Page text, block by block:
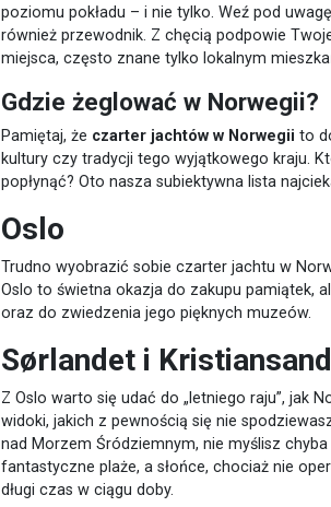
poziomu pokładu – i nie tylko. Weź pod
również przewodnik. Z chęcią podpowie
miejsca, często znane tylko lokalnym
Gdzie żeglować w Norwegii?
Pamiętaj, że czarter jachtów w Norwegii to
kultury czy tradycji tego wyjątkowego kraju.
popłynąć? Oto nasza subiektywna lista
Oslo
Trudno wyobrazić sobie czarter jachtu w
Oslo to świetna okazja do zakupu pamiątek,
oraz do zwiedzenia jego pięknych muzeów.
Sørlandet i Kristiansand
Z Oslo warto się udać do „letniego raju”, jak
widoki, jakich z pewnością się nie
nad Morzem Śródziemnym, nie myślisz
fantastyczne plaże, a słońce, chociaż nie
długi czas w ciągu doby.